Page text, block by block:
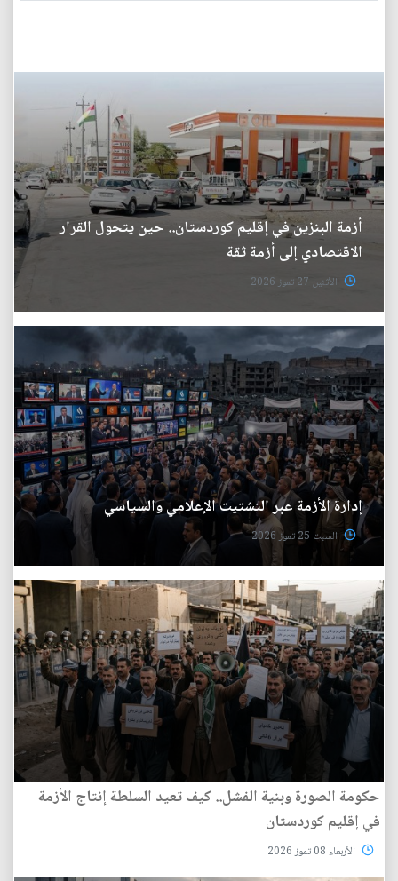
أزمة البنزين في إقليم كوردستان.. حين يتحول القرار
الاقتصادي إلى أزمة ثقة
الأثنين 27 تموز 2026
إدارة الأزمة عبر التشتيت الإعلامي والسياسي
السبت 25 تموز 2026
حكومة الصورة وبنية الفشل.. كيف تعيد السلطة إنتاج الأزمة
في إقليم كوردستان
الأربعاء 08 تموز 2026